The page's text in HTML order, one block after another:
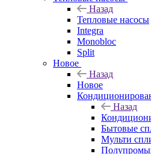
Назад
Тепловые насосы
Integra
Monobloc
Split
Новое
Назад
Новое
Назад
Бытовые
Мульти